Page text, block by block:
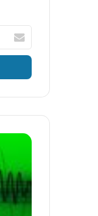
آدرس
ایمیل
خود
وارد
آگهی
ایران
وام